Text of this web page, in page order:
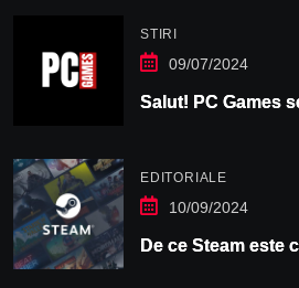
STIRI
09/07/2024
Salut! PC Games
EDITORIALE
10/09/2024
De ce Steam este